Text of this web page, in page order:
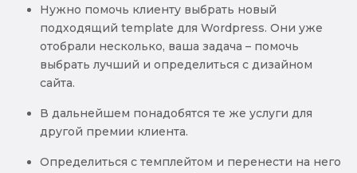
Нужно помочь клиенту выбрать новый
подходящий template для Wordpress. Они уже
отобрали несколько, ваша задача – помочь
выбрать лучший и определиться с дизайном
сайта.
В дальнейшем понадобятся те же услуги для
другой премии клиента.
Определиться с темплейтом и перенести на него